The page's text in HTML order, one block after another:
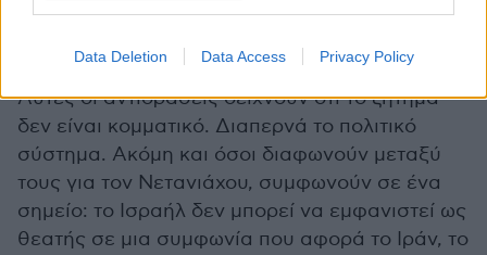
Data Deletion Data Access Privacy Policy
σοκαριστικές αποτυχίες της ισραηλινής
Αυτές οι αντιδράσεις δείχνουν ότι το ζήτημα
δεν είναι κομματικό. Διαπερνά το πολιτικό
σύστημα. Ακόμη και όσοι διαφωνούν μεταξύ
τους για τον Νετανιάχου, συμφωνούν σε ένα
σημείο: το Ισραήλ δεν μπορεί να εμφανιστεί ως
θεατής σε μια συμφωνία που αφορά το Ιράν, το